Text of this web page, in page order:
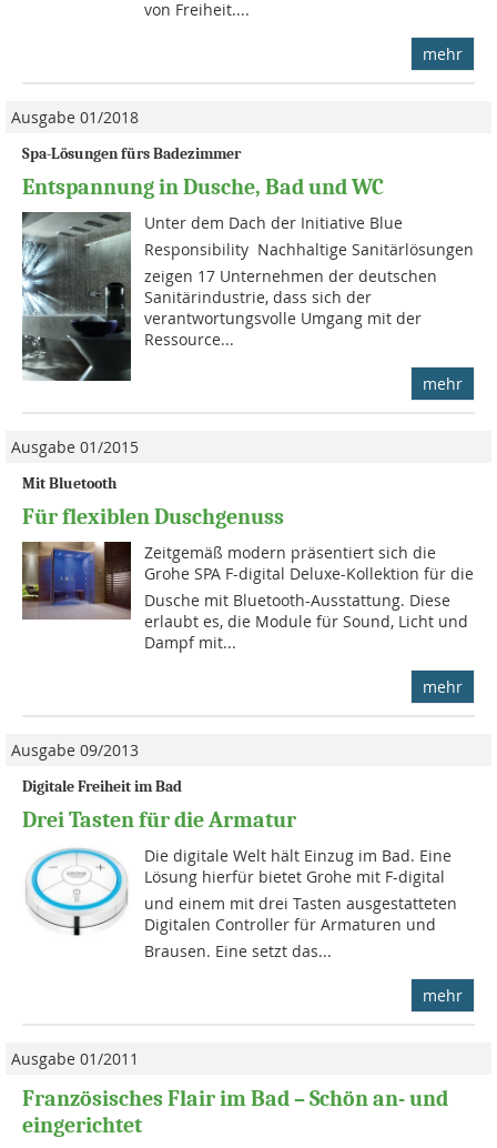
von Freiheit....
mehr
Ausgabe 01/2018
Spa-Lösungen fürs Badezimmer
Entspannung in Dusche, Bad und WC
Unter dem Dach der Initiative Blue
Responsibility  Nachhaltige Sanitärlösungen
zeigen 17 Unternehmen der deutschen
Sanitärindustrie, dass sich der
verantwortungsvolle Umgang mit der
Ressource...
mehr
Ausgabe 01/2015
Mit Bluetooth
Für flexiblen Duschgenuss
Zeitgemäß modern präsentiert sich die
Grohe SPA F-digital Deluxe-Kollektion für die
Dusche mit Bluetooth-Ausstattung. Diese
erlaubt es, die Module für Sound, Licht und
Dampf mit...
mehr
Ausgabe 09/2013
Digitale Freiheit im Bad
Drei Tasten für die Armatur
Die digitale Welt hält Einzug im Bad. Eine
Lösung hierfür bietet Grohe mit F-digital
und einem mit drei Tasten ausgestatteten
Digitalen Controller für Armaturen und
Brausen. Eine setzt das...
mehr
Ausgabe 01/2011
Französisches Flair im Bad – Schön an- und
eingerichtet